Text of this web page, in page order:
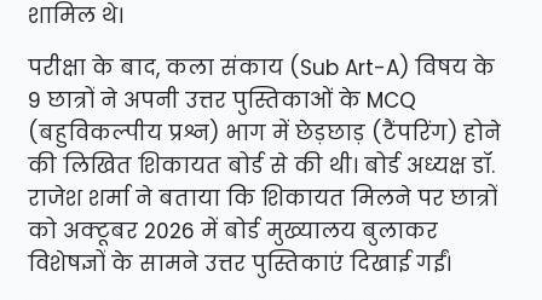
शामिल थे।
परीक्षा के बाद, कला संकाय (Sub Art-A) विषय के
9 छात्रों ने अपनी उत्तर पुस्तिकाओं के MCQ
(बहुविकल्पीय प्रश्न) भाग में छेड़छाड़ (टैंपरिंग) होने
की लिखित शिकायत बोर्ड से की थी। बोर्ड अध्यक्ष डॉ.
राजेश शर्मा ने बताया कि शिकायत मिलने पर छात्रों
को अक्टूबर 2026 में बोर्ड मुख्यालय बुलाकर
विशेषज्ञों के सामने उत्तर पुस्तिकाएं दिखाई गईं।